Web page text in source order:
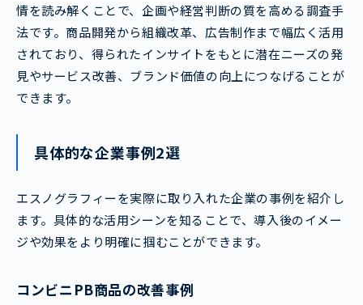
情を読み解くことで、企画や経営判断の質を高める調査手
法です。商品開発から組織改革、広告制作まで幅広く活用
されており、得られたインサイトをもとに潜在ニーズの発
見やサービス改善、ブランド価値の向上につなげることが
できます。
具体的な企業事例2選
エスノグラフィーを実際に取り入れた企業の事例を紹介し
ます。具体的な活用シーンを知ることで、導入後のイメー
ジや効果をより明確に掴むことができます。
コンビニPB商品の改善事例